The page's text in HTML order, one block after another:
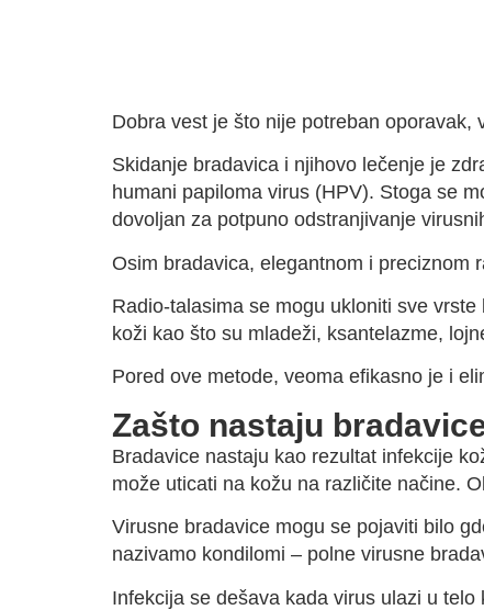
Dobra vest je što nije potreban
Skidanje bradavica i njihovo lečenje je
humani papiloma virus (HPV). Stoga se
dovoljan za potpuno odstranjivanje
Osim bradavica, elegantnom i preciznom
Radio-talasima se mogu ukloniti sve
koži kao što su mladeži, ksantelazme,
Pored ove metode, veoma efikasno je i
Zašto nastaju
Bradavice nastaju kao rezultat infekcije
može uticati na kožu na različite načine.
Virusne bradavice mogu se pojaviti bilo
nazivamo kondilomi – polne virusne
Infekcija se dešava kada virus ulazi u